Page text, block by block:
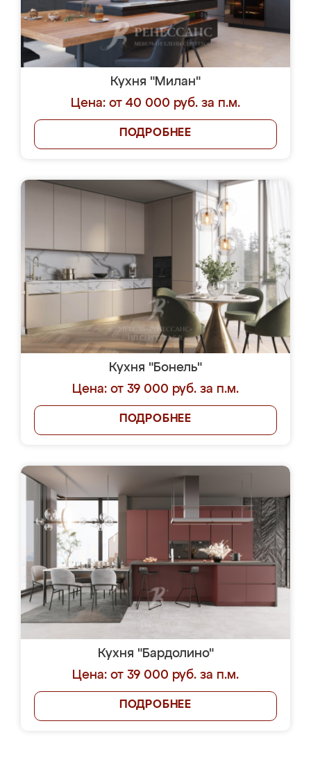
Кухня "Милан"
Цена: от 40 000 руб. за п.м.
ПОДРОБНЕЕ
Кухня "Бонель"
Цена: от 39 000 руб. за п.м.
ПОДРОБНЕЕ
Кухня "Бардолино"
Цена: от 39 000 руб. за п.м.
ПОДРОБНЕЕ